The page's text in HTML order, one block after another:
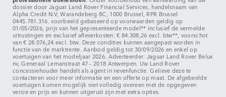
dossier door Jaguar Land Rover Financial Services, handelsnaam van
Alpha Credit N.V, Warandeberg 8C, 1000 Brussel, RPR Brussel
0445.781.316. voorbeeld gebaseerd op voorwaarden geldig op
01/05/2026, prijs van het gepresenteerde model** inclusief de vermelde
uitrustingen en exclusief afleverkosten: € 84.308,26 excl. btw**, voorschot
van € 28.076,24 excl. btw. Deze condities kunnen aangepast worden in
functie van de marktrente. Aanbod geldig tot 30/09/2026 en enkel op
voertuigen van het modeljaar 2026. Adverteerder: Jaguar Land Rover Belux
nv, Generaal Lemanstraat 47 – 2018 Antwerpen. Uw Land Rover
concessiehouder handelt als agent in nevenfunctie. Gelieve deze te
contacteren voor meer informatie en een offerte op maat. De afgebeelde
voertuigen komen mogelijk niet volledig overeen met de opgegeven
versie en prijs en kunnen uitgerust zijn met extra opties.